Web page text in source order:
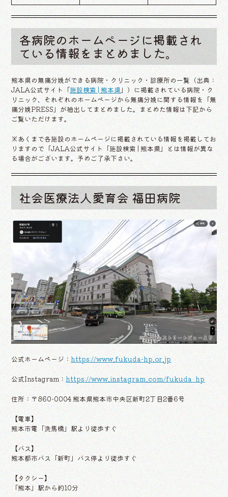
各病院のホームページに掲載され
ている情報をまとめました。
熊本県の無痛分娩ができる病院・クリニック・診療所の一覧（出典：
JALA公式サイト「施設検索 | 熊本県 」）に掲載されている病院・ク
リニック、それぞれのホームページから無痛分娩に関する情報を「無
痛分娩PRESS」が抽出してまとめました。まとめた情報は下記から
ご覧いただけます。
※あくまで各施設のホームページに掲載されている情報を掲載してお
りますので「JALA公式サイト「施設検索 | 熊本県」とは情報が異な
る場合がございます。予めご了承下さい。
社会医療法人愛育会 福田病院
※Googleストリートビューより
公式ホームページ： https://www.fukuda-hp.or.jp
公式Instagram： https://www.instagram.com/fukuda_hp
住所：〒860-0004 熊本県熊本市中央区新町2丁目2番6号
【電車】
熊本市電「洗馬橋」駅より徒歩すぐ
【バス】
熊本都市バス「新町」バス停より徒歩すぐ
【タクシー】
「熊本」駅から約10分